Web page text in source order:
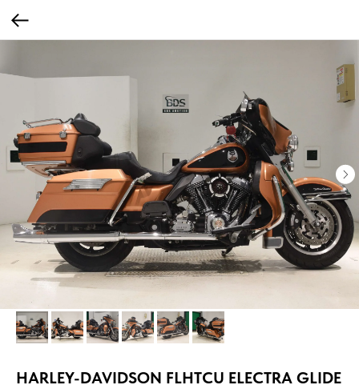
HARLEY-DAVIDSON FLHTCU ELECTRA GLIDE